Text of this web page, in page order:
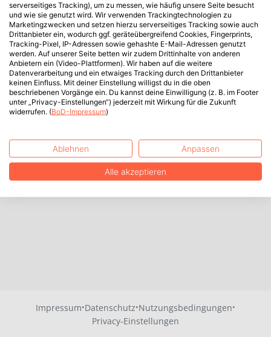
Impressum·Datenschutz·Nutzungsbedingungen·
Privacy-Einstellungen
serverseitiges Tracking), um zu messen, wie häufig unsere Seite besucht
und wie sie genutzt wird. Wir verwenden Trackingtechnologien zu
Marketingzwecken und setzen hierzu serverseitiges Tracking sowie auch
Drittanbieter ein, wodurch ggf. geräteübergreifend Cookies, Fingerprints,
Tracking-Pixel, IP-Adressen sowie gehashte E-Mail-Adressen genutzt
werden. Auf unserer Seite betten wir zudem Drittinhalte von anderen
Anbietern ein (Video-Plattformen). Wir haben auf die weitere
Datenverarbeitung und ein etwaiges Tracking durch den Drittanbieter
keinen Einfluss. Mit deiner Einstellung willigst du in die oben
beschriebenen Vorgänge ein. Du kannst deine Einwilligung (z. B. im Footer
unter „Privacy-Einstellungen“) jederzeit mit Wirkung für die Zukunft
widerrufen. (BoD-Impressum)
Ablehnen Anpassen
Alle akzeptieren